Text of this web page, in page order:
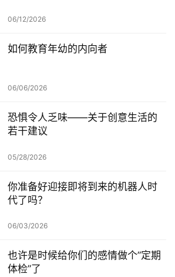
06/12/2026
如何教育年幼的内向者
06/06/2026
恐惧令人乏味——关于创意生活的
若干建议
05/28/2026
你准备好迎接即将到来的机器人时
代了吗？
06/03/2026
也许是时候给你们的感情做个”定期
体检”了